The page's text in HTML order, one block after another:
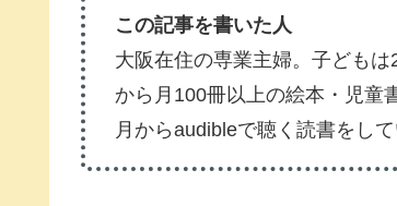
この記事を書いた人
大阪在住の専業主婦。子ども
から月100冊以上の絵本・児童
月からaudibleで聴く読書をし